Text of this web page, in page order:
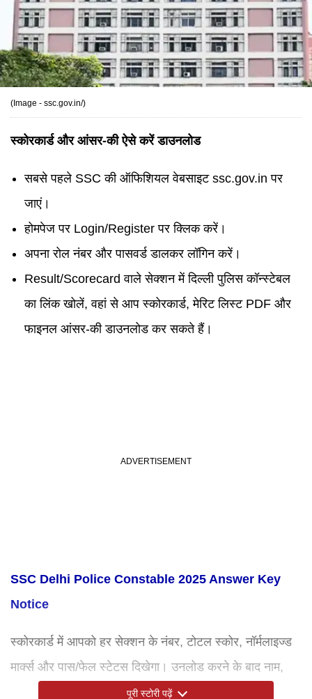
(Image - ssc.gov.in/)
स्कोरकार्ड और आंसर-की ऐसे करें डाउनलोड
सबसे पहले SSC की ऑफिशियल वेबसाइट ssc.gov.in पर
जाएं।
होमपेज पर Login/Register पर क्लिक करें।
अपना रोल नंबर और पासवर्ड डालकर लॉगिन करें।
Result/Scorecard वाले सेक्शन में दिल्ली पुलिस कॉन्स्टेबल
का लिंक खोलें, वहां से आप स्कोरकार्ड, मेरिट लिस्ट PDF और
फाइनल आंसर-की डाउनलोड कर सकते हैं।
SSC Delhi Police Constable 2025 Answer Key
Notice
स्कोरकार्ड में आपको हर सेक्शन के नंबर, टोटल स्कोर, नॉर्मलाइज्ड
मार्क्स और पास/फेल स्टेटस दिखेगा। उनलोड करने के बाद नाम,
रोल नंबर, कैटेगरी और अंक जरूर मिला लें और कॉपी संभाल कर
पूरी स्टोरी पढ़ें